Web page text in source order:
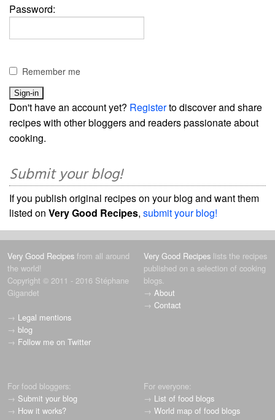
Password:
Remember me
Don't have an account yet? Registerto discover and share
recipes with other bloggers and readers passionate about
cooking.
Submit your blog!
If you publish original recipes on your blog and want them
listed on Very Good Recipes, submit your blog!
Very Good Recipes from all around
the world!
Copyright © 2011 - 2016 Stéphane
Gigandet
→ Legal mentions
→ blog
→ Follow me on Twitter
Very Good Recipes lists the recipes
published on a selection of cooking
blogs.
→ About
→ Contact
For food bloggers:
→ Submit your blog
→ How it works?
For everyone:
→ List of food blogs
→ World map of food blogs